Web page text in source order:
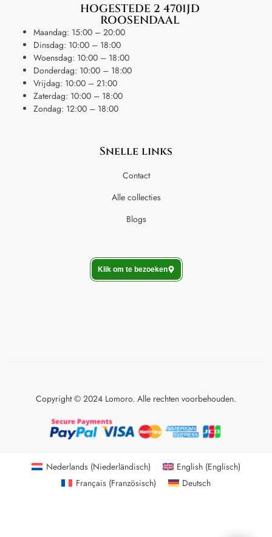
HOGESTEDE 2 4701JD
ROOSENDAAL
Maandag: 15:00 – 20:00
Dinsdag: 10:00 – 18:00
Woensdag: 10:00 – 18:00
Donderdag: 10:00 – 18:00
Vrijdag: 10:00 – 21:00
Zaterdag: 10:00 – 18:00
Zondag: 12:00 – 18:00
Snelle links
Contact
Alle collecties
Blogs
Klik om te bezoeken
Copyright © 2024 Lomoro. Alle rechten voorbehouden.
Nederlands(Niederländisch) English (Englisch)
Français(Französisch) Deutsch